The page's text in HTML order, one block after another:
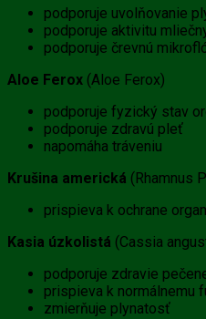
podporuje uvolňovanie
podporuje aktivitu
podporuje črevnú
Aloe Ferox (Aloe Ferox)
podporuje fyzický stav
podporuje zdravú pleť
napomáha tráveniu
Krušina americká (Rhamnus
prispieva k ochrane
Kasia úzkolistá (Cassia
podporuje zdravie
prispieva k normálnemu
zmierňuje plynatosť